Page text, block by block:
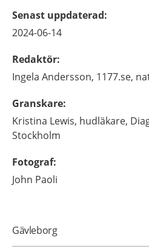
Senast uppdaterad:
2024-06-14
Redaktör:
Ingela Andersson, 1177.se,
Granskare:
Kristina Lewis, hudläkare,
Stockholm
Fotograf:
John Paoli
Gävleborg